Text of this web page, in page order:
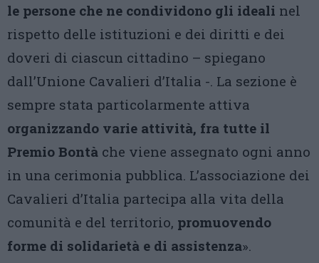
le persone che ne condividono gli ideali nel
rispetto delle istituzioni e dei diritti e dei
doveri di ciascun cittadino – spiegano
dall’Unione Cavalieri d’Italia -. La sezione è
sempre stata particolarmente attiva
organizzando varie attività, fra tutte il
Premio Bontà che viene assegnato ogni anno
in una cerimonia pubblica. L’associazione dei
Cavalieri d’Italia partecipa alla vita della
comunità e del territorio, promuovendo
forme di solidarietà e di assistenza».